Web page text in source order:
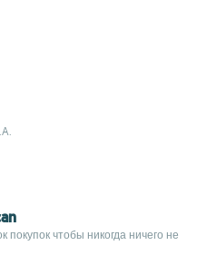
покупок чтобы никогда ничего не